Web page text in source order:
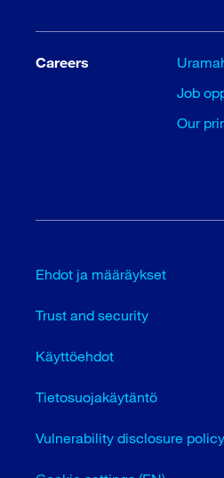
Careers
Job
Our
Ehdot ja määräykset
Trust and security
Käyttöehdot
Tietosuojakäytäntö
Vulnerability disclosure policy